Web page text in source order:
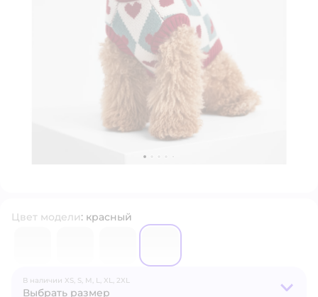
Цвет модели: красный
668035866803496680355
В наличии XS, S, M, L, XL, 2XL
Выбрать размер